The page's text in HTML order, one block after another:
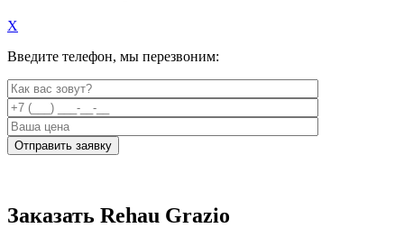
X
Введите телефон, мы перезвоним:
Заказать Rehau Grazio